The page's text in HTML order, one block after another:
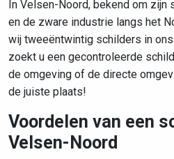
In Velsen-Noord, bekend om zijn
en de zware industrie langs het
wij tweeëntwintig schilders in
zoekt u een gecontroleerde
de omgeving of de directe
de juiste plaats!
Voordelen van een
Velsen-Noord